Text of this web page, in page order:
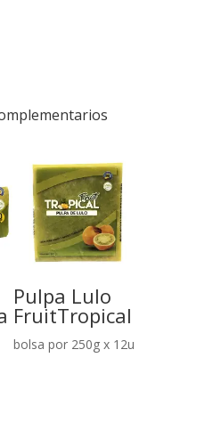
Pulpa Lulo
FruitTropical
bolsa por 250g x 12u